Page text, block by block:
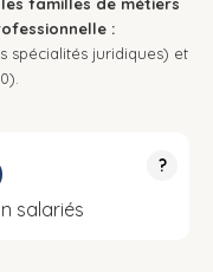
familles de métiers
:
spécialités juridiques) et
?
salariés